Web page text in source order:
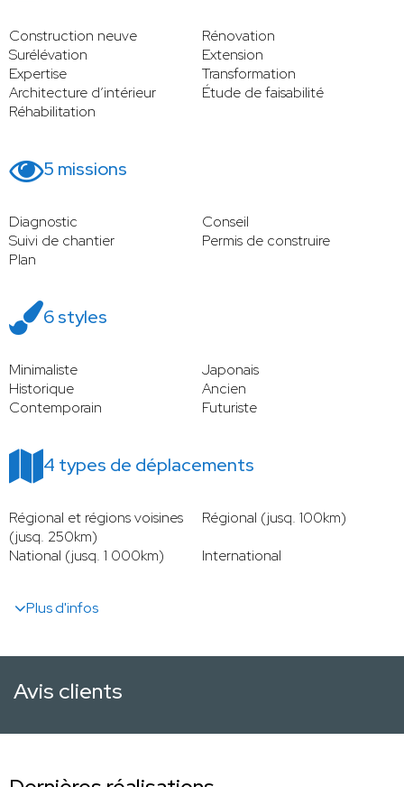
Construction neuve
Rénovation
Surélévation
Extension
Expertise
Transformation
Architecture d’intérieur
Étude de faisabilité
Réhabilitation
5 missions
Diagnostic
Conseil
Suivi de chantier
Permis de construire
Plan
6 styles
Minimaliste
Japonais
Historique
Ancien
Contemporain
Futuriste
4 types de déplacements
Régional et régions voisines
(jusq. 250km)
Régional (jusq. 100km)
National (jusq. 1 000km)
International
Plus d'infos
Avis clients